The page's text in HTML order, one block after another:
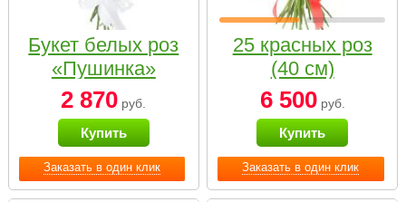
Заказать в один клик
Букет белых роз
«Пушинка»
2 870 руб.
Купить
Заказать в один клик
25 красных роз
(40 см)
6 500руб.
Купить